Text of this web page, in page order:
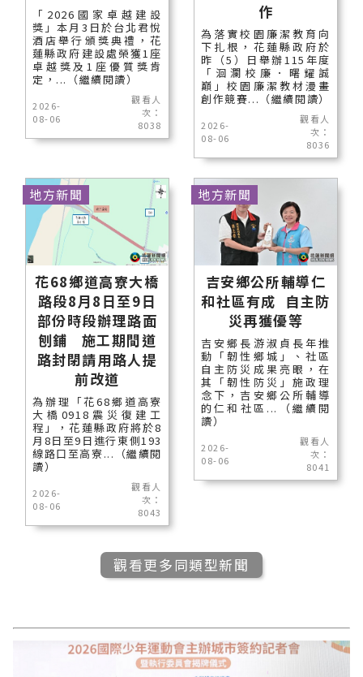
「2026國家卓越建設
獎」本月3日於台北君悅
酒店舉行頒獎典禮，花
蓮縣政府建設處榮獲1座
卓越獎及1座優質獎肯
定，...（繼續閱讀）
2026-
08-06
觀看人
次：
8038
作
為落實校園廉潔教育向
下扎根，花蓮縣政府於
昨（5）日舉辦115年度
「洄瀾校廉．曙耀誠
巔」校園廉潔教材漫畫
創作競賽...（繼續閱讀）
2026-
08-06
觀看人
次：
8036
花68鄉道高寮大橋
路段8月8日至9日
部份時段辦理路面
刨鋪 施工期間道
路封閉請用路人提
前改道
為辦理「花68鄉道高寮
大橋0918震災復建工
程」，花蓮縣政府將於8
月8日至9日進行東側193
線路口至高寮...（繼續閱
讀）
2026-
08-06
觀看人
次：
8043
地方新聞
吉安鄉公所輔導仁
和社區有成 自主防
災再獲優等
吉安鄉長游淑貞長年推
動「韌性鄉城」、社區
自主防災成果亮眼，在
其「韌性防災」施政理
念下，吉安鄉公所輔導
的仁和社區...（繼續閱
讀）
2026-
08-06
觀看人
次：
8041
地方新聞
觀看更多同類型新聞